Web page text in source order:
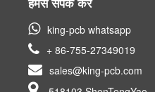
king-pcb whatsapp
+ 86-755-27349019
sales@king-pcb.com